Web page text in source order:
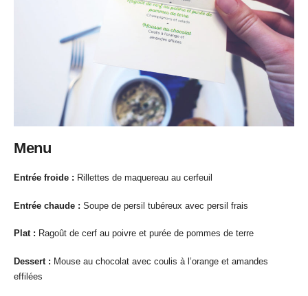
Menu
Entrée froide : Rillettes de maquereau au cerfeuil
Entrée chaude : Soupe de persil tubéreux avec persil frais
Plat : Ragoût de cerf au poivre et purée de pommes de terre
Dessert : Mouse au chocolat avec coulis à l’orange et amandes
effilées